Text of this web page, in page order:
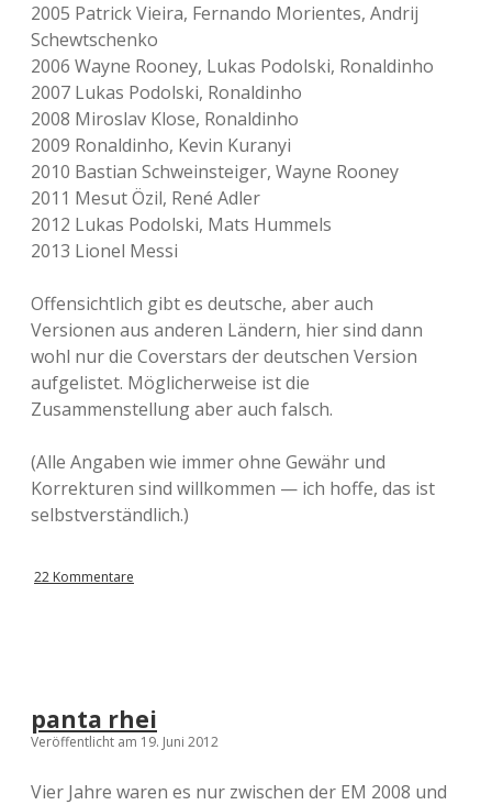
2005 Patrick Vieira, Fernando Morientes, Andrij
Schewtschenko
2006 Wayne Rooney, Lukas Podolski, Ronaldinho
2007 Lukas Podolski, Ronaldinho
2008 Miroslav Klose, Ronaldinho
2009 Ronaldinho, Kevin Kuranyi
2010 Bastian Schweinsteiger, Wayne Rooney
2011 Mesut Özil, René Adler
2012 Lukas Podolski, Mats Hummels
2013 Lionel Messi
Offensichtlich gibt es deutsche, aber auch
Versionen aus anderen Ländern, hier sind dann
wohl nur die Coverstars der deutschen Version
aufgelistet. Möglicherweise ist die
Zusammenstellung aber auch falsch.
(Alle Angaben wie immer ohne Gewähr und
Korrekturen sind willkommen — ich hoffe, das ist
selbstverständlich.)
22 Kommentare
panta rhei
Veröffentlicht am 19. Juni 2012
Vier Jahre waren es nur zwischen der EM 2008 und